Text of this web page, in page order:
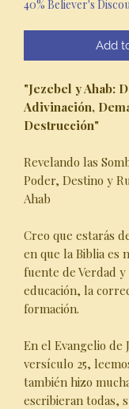
40% Believer's
Add
"Jezebel y Ahab:
Adivinación,
Destrucción"
Revelando las
Poder, Destino y
Ahab
Creo que estarás
en que la Biblia es
fuente de Verdad
educación, la
formación.
En el Evangelio de
versículo 25,
también hizo
escribieran todas,